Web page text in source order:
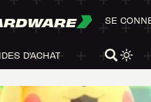
D'ACHAT
SE